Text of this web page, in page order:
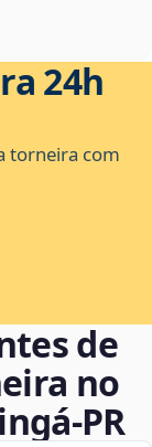
24h
torneira com
de
no